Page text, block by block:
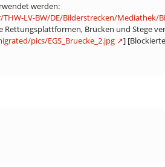
werden:
LV-BW/DE/Bilderstrecken/Mediathek/
Rettungsplattformen, Brücken und Stege
pics/EGS_Bruecke_2.jpg ]